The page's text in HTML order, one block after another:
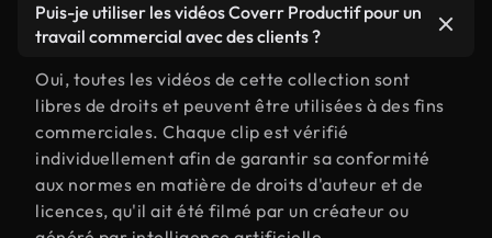
Puis-je utiliser les vidéos Coverr Productif pour un
travail commercial avec des clients ?
Oui, toutes les vidéos de cette collection sont
libres de droits et peuvent être utilisées à des fins
commerciales. Chaque clip est vérifié
individuellement afin de garantir sa conformité
aux normes en matière de droits d'auteur et de
licences, qu'il ait été filmé par un créateur ou